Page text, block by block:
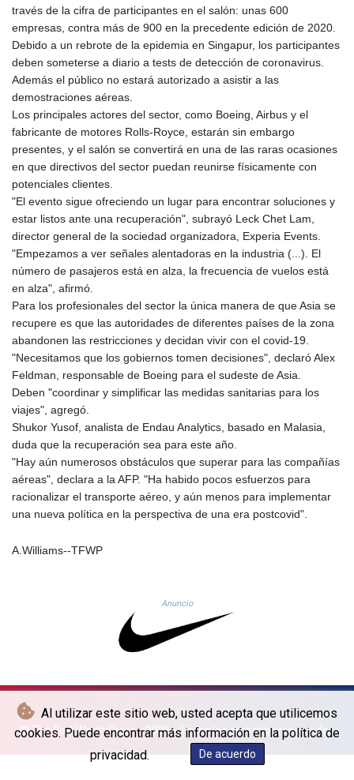
Al utilizar este sitio web, usted acepta que utilicemos
cookies. Puede encontrar más información en la política de
privacidad.
De acuerdo
1374850.000022
ISK 123.570623
JEP 0.742819
JMD 158.474679
JOD 0.709002
KES 128.597147
KGS 87.450232
KHR
4053.492944
KRW
1423.539829
KWD 0.30966
KYD 0.833171
KZT 468.495939
22589.41952
LBP
89528.70601
LKR 335.825291
LRD 180.459725
LSL 16.307022
LVL 0.60489
MAD 9.327951
MDL 17.39541
MGA
4298.392651
MWK
MXN 17.21438
MYR 4.089799
MZN 63.909725
través de la cifra de participantes en el salón: unas 600
empresas, contra más de 900 en la precedente edición de 2020.
Debido a un rebrote de la epidemia en Singapur, los participantes
deben someterse a diario a tests de detección de coronavirus.
Además el público no estará autorizado a asistir a las
demostraciones aéreas.
Los principales actores del sector, como Boeing, Airbus y el
fabricante de motores Rolls-Royce, estarán sin embargo
presentes, y el salón se convertirá en una de las raras ocasiones
en que directivos del sector puedan reunirse físicamente con
potenciales clientes.
"El evento sigue ofreciendo un lugar para encontrar soluciones y
estar listos ante una recuperación", subrayó Leck Chet Lam,
director general de la sociedad organizadora, Experia Events.
"Empezamos a ver señales alentadoras en la industria (...). El
número de pasajeros está en alza, la frecuencia de vuelos está
en alza", afirmó.
Para los profesionales del sector la única manera de que Asia se
recupere es que las autoridades de diferentes países de la zona
abandonen las restricciones y decidan vivir con el covid-19.
"Necesitamos que los gobiernos tomen decisiones", declaró Alex
Feldman, responsable de Boeing para el sudeste de Asia.
Deben "coordinar y simplificar las medidas sanitarias para los
viajes", agregó.
Shukor Yusof, analista de Endau Analytics, basado en Malasia,
duda que la recuperación sea para este año.
"Hay aún numerosos obstáculos que superar para las compañías
aéreas", declara a la AFP. "Ha habido pocos esfuerzos para
racionalizar el transporte aéreo, y aún menos para implementar
una nueva política en la perspectiva de una era postcovid".
A.Williams--TFWP
Anuncio
© The Fort Worth Press - 2026 - Todos los derechos reservados